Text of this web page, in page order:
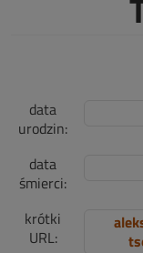
data
urodzin:
data
śmierci:
krótki
URL: